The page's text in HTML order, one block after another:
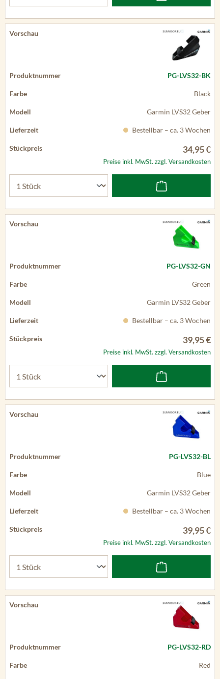
PG-LVS32-BK
Black
Garmin LVS32 Geber
Bestellbar – ca. 3 Wochen
34,95 €
Preise inkl. MwSt. zzgl. Versandkosten
PG-LVS32-GN
Green
Garmin LVS32 Geber
Bestellbar – ca. 3 Wochen
39,95 €
Preise inkl. MwSt. zzgl. Versandkosten
PG-LVS32-BL
Blue
Garmin LVS32 Geber
Bestellbar – ca. 3 Wochen
39,95 €
Preise inkl. MwSt. zzgl. Versandkosten
PG-LVS32-RD
Red